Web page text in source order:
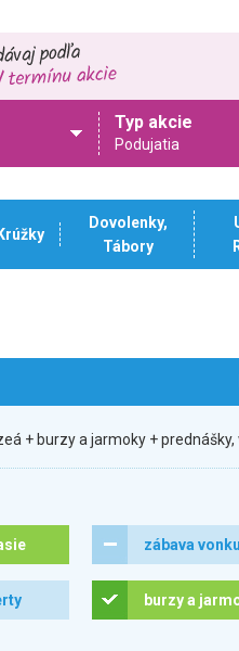
Typ akcie
Podujatia
Krúžky
Dovolenky,
Tábory
+ burzy a jarmoky +
zábava vonku
burzy a